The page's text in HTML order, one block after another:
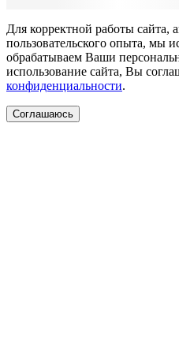
Для корректной работы сайта,
пользовательского опыта, мы
обрабатываем Ваши
использование сайта, Вы
конфиденциальности.
Соглашаюсь